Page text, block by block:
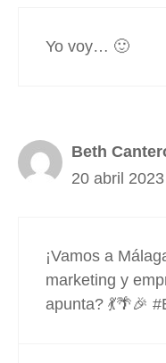
Yo voy… 🙂
Beth
20 abril
¡Vamos a
marketing y
apunta? 💃🌴🎉